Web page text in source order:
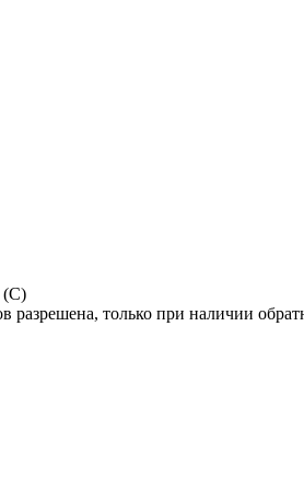
(С)
разрешена, только при наличии